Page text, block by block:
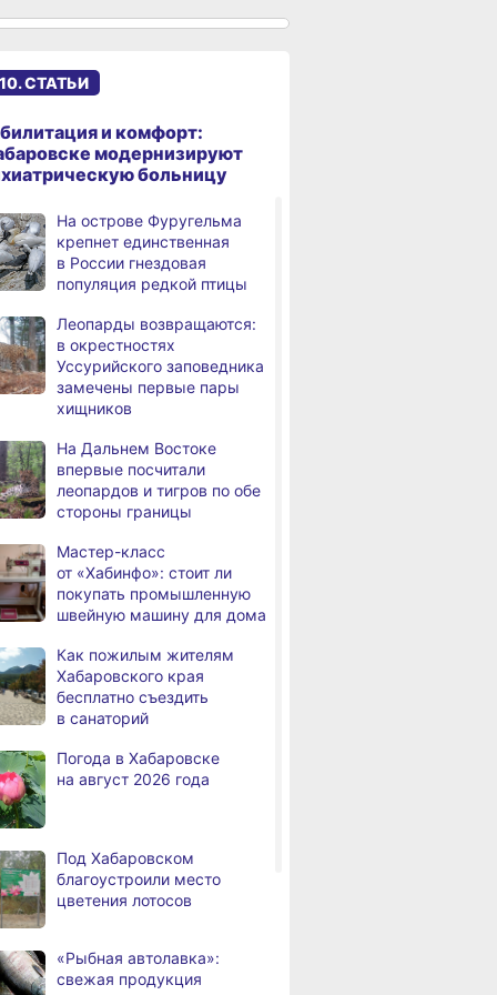
в Хабаровском крае
Эпидобстановка
в Хабаровском крае
стабильная
высокотехнологичную
помощь получили более
12,5 тысячи человек
у Хабаровска достиг 423
см, вода продолжает
подниматься
В администрации
использование средств
туристического налога
на благоустройство
крае в 4 ДТП пострадали 10
человек
В Хабаровске из горящей
эвакуировали 6 человек
В трёх районах
Хабаровского края
пожарной опасности
Правительство
Хабаровского края
Дальневосточную студию
кинохроники
СТАТЬИ
и комфорт:
модернизируют
больницу
На острове Фуругельма
крепнет единственная
в России гнездовая
популяция редкой птицы
Леопарды возвращаются:
в окрестностях
Уссурийского заповедника
замечены первые пары
хищников
На Дальнем Востоке
впервые посчитали
леопардов и тигров по обе
стороны границы
Мастер-класс
от «Хабинфо»: стоит ли
покупать промышленную
швейную машину для дома
Как пожилым жителям
Хабаровского края
бесплатно съездить
в санаторий
Погода в Хабаровске
на август 2026 года
Под Хабаровском
благоустроили место
цветения лотосов
«Рыбная автолавка»:
свежая продукция